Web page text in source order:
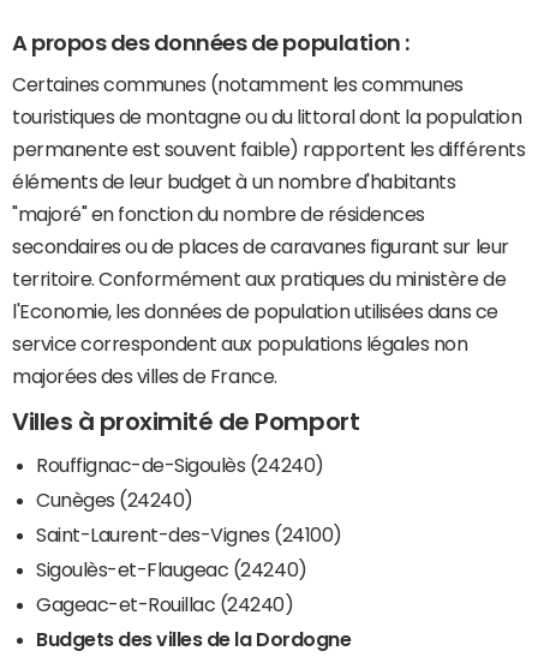
A propos des données de population :
Certaines communes (notamment les communes
touristiques de montagne ou du littoral dont la population
permanente est souvent faible) rapportent les différents
éléments de leur budget à un nombre d'habitants
"majoré" en fonction du nombre de résidences
secondaires ou de places de caravanes figurant sur leur
territoire. Conformément aux pratiques du ministère de
l'Economie, les données de population utilisées dans ce
service correspondent aux populations légales non
majorées des villes de France.
Villes à proximité de Pomport
Rouffignac-de-Sigoulès (24240)
Cunèges (24240)
Saint-Laurent-des-Vignes (24100)
Sigoulès-et-Flaugeac (24240)
Gageac-et-Rouillac (24240)
Budgets des villes de la Dordogne